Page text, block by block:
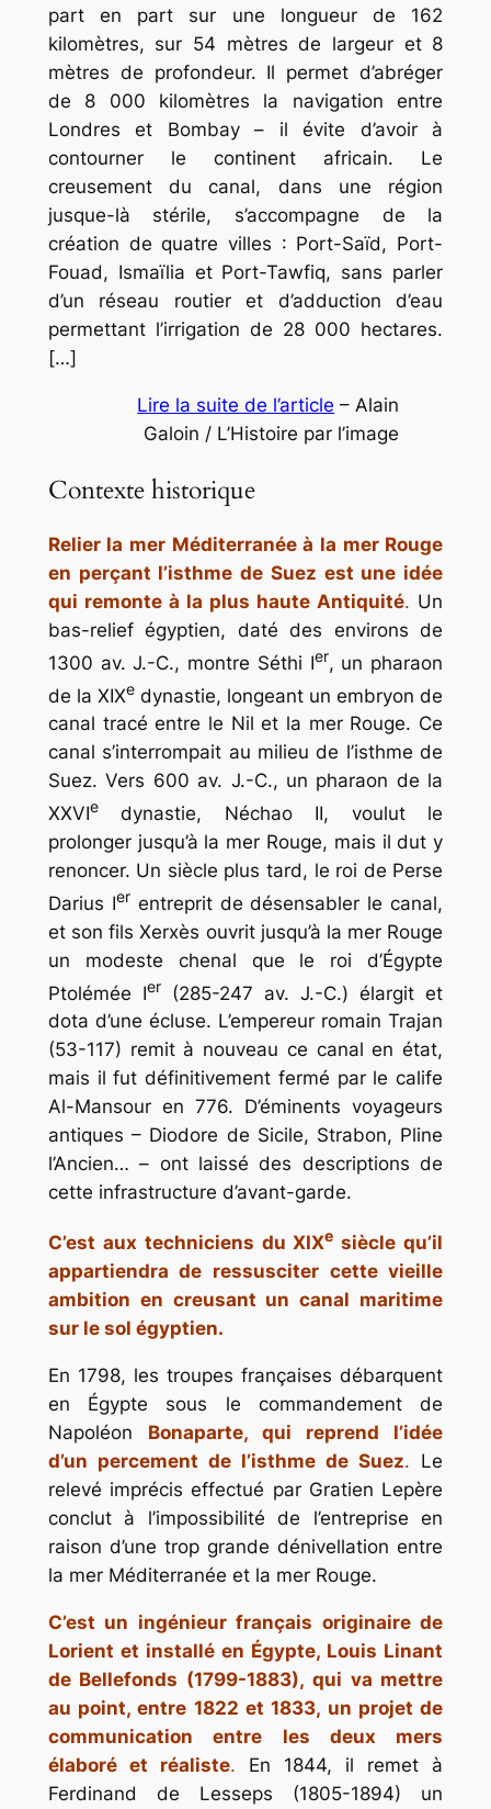
part en part sur une longueur de 162
kilomètres, sur 54 mètres de largeur et 8
mètres de profondeur. Il permet d’abréger
de 8 000 kilomètres la navigation entre
Londres et Bombay – il évite d’avoir à
contourner le continent africain. Le
creusement du canal, dans une région
jusque-là stérile, s’accompagne de la
création de quatre villes : Port-Saïd, Port-
Fouad, Ismaïlia et Port-Tawfiq, sans parler
d’un réseau routier et d’adduction d’eau
permettant l’irrigation de 28 000 hectares.
[…]
Lire la suite de l’article – Alain
Galoin / L’Histoire par l’image
Contexte historique
Relier la mer Méditerranée à la mer Rouge
en perçant l’isthme de Suez est une idée
qui remonte à la plus haute Antiquité. Un
bas-relief égyptien, daté des environs de
1300 av. J.-C., montre Séthi Ier, un pharaon
de la XIXedynastie, longeant un embryon de
canal tracé entre le Nil et la mer Rouge. Ce
canal s’interrompait au milieu de l’isthme de
Suez. Vers 600 av. J.-C., un pharaon de la
XXVIedynastie, Néchao II, voulut le
prolonger jusqu’à la mer Rouge, mais il dut y
renoncer. Un siècle plus tard, le roi de Perse
Darius Ierentreprit de désensabler le canal,
et son fils Xerxès ouvrit jusqu’à la mer Rouge
un modeste chenal que le roi d’Égypte
Ptolémée Ier(285-247 av. J.-C.) élargit et
dota d’une écluse. L’empereur romain Trajan
(53-117) remit à nouveau ce canal en état,
mais il fut définitivement fermé par le calife
Al-Mansour en 776. D’éminents voyageurs
antiques – Diodore de Sicile, Strabon, Pline
l’Ancien… – ont laissé des descriptions de
cette infrastructure d’avant-garde.
C’est aux techniciens du XIXe siècle qu’il
appartiendra de ressusciter cette vieille
ambition en creusant un canal maritime
sur le sol égyptien.
En 1798, les troupes françaises débarquent
en Égypte sous le commandement de
Napoléon Bonaparte, qui reprend l’idée
d’un percement de l’isthme de Suez. Le
relevé imprécis effectué par Gratien Lepère
conclut à l’impossibilité de l’entreprise en
raison d’une trop grande dénivellation entre
la mer Méditerranée et la mer Rouge.
C’est un ingénieur français originaire de
Lorient et installé en Égypte, Louis Linant
de Bellefonds (1799-1883), qui va mettre
au point, entre 1822 et 1833, un projet de
communication entre les deux mers
élaboré et réaliste. En 1844, il remet à
Ferdinand de Lesseps (1805-1894) un